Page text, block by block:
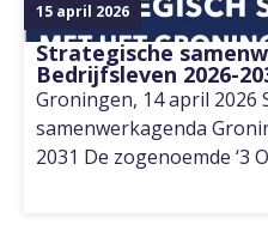
15 april 2026
Strategische
Bedrijfsleven 2026-
Groningen, 14 april 2026
samenwerkagenda
2031 De zogenoemde ‘3